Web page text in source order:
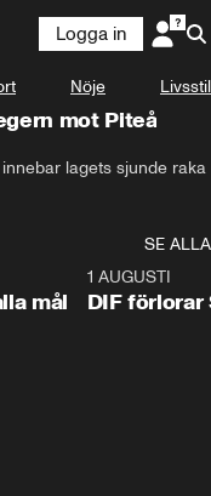
Logga in
Nöje Livsstil
mot Piteå
lagets sjunde raka
SE ALLA
mål
1 AUGUSTI
DIF